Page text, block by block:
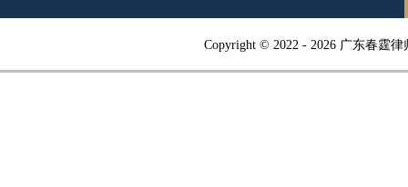
Copyright © 2022 - 2026 广东春霆